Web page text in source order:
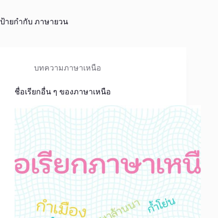
ป้ายกำกับ ภาษายวน
บทความภาษาเหนือ
ชื่อเรียกอื่น ๆ ของภาษาเหนือ